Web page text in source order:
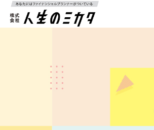
FP相談
イベント・セミナー情報